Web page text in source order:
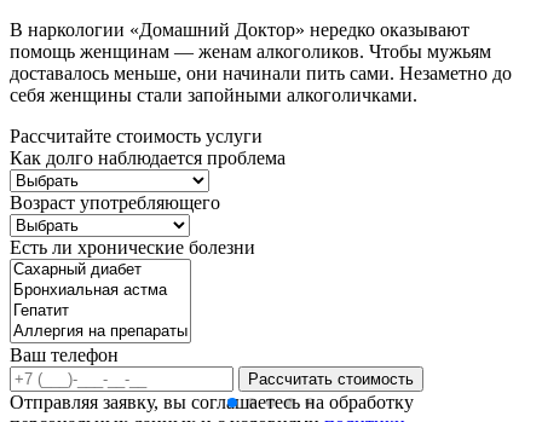
В наркологии «Домашний Доктор» нередко оказывают
помощь женщинам — женам алкоголиков. Чтобы мужьям
доставалось меньше, они начинали пить сами. Незаметно до
себя женщины стали запойными алкоголичками.
Рассчитайте стоимость услуги
Как долго наблюдается проблема
Возраст употребляющего
Есть ли хронические болезни
Ваш телефон
Рассчитать стоимость
Отправляя заявку, вы соглашаетесь на обработку